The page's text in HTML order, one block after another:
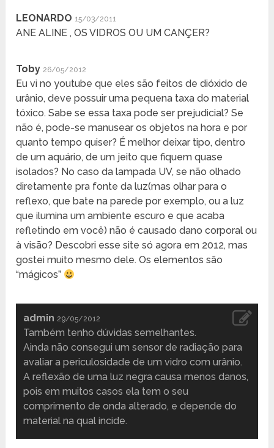
LEONARDO 15/03/2011
ANE ALINE , OS VIDROS OU UM CANÇER?
Toby 26/05/2012
Eu vi no youtube que eles são feitos de dióxido de
urânio, deve possuir uma pequena taxa do material
tóxico. Sabe se essa taxa pode ser prejudicial? Se
não é, pode-se manusear os objetos na hora e por
quanto tempo quiser? É melhor deixar tipo, dentro
de um aquário, de um jeito que fiquem quase
isolados? No caso da lampada UV, se não olhado
diretamente pra fonte da luz(mas olhar para o
reflexo, que bate na parede por exemplo, ou a luz
que ilumina um ambiente escuro e que acaba
refletindo em você) não é causado dano corporal ou
à visão? Descobri esse site só agora em 2012, mas
gostei muito mesmo dele. Os elementos são
“mágicos”
admin 29/05/2012
Também tenho dúvidas semelhantes.
Ainda não consegui um sensor de radiação para
avaliar a periculosidade de um vidro com urânio.
A reflexão de uma luz negra causa menos danos,
pois em muitos casos ela tem o seu
comprimento de onda alterado, e depende do
material na qual incide.